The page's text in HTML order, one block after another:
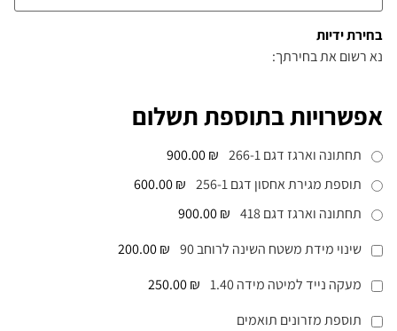
בחירת ידיות
נא רשום את בחירתך:
אפשרויות בתוספת תשלום
תחתונה וארגז דגם 266-1
₪ 900.00
תוספת מגירת אחסון דגם 256-1
₪ 600.00
תחתונה וארגז דגם 418
₪ 900.00
שינוי מידת משטח השינה לרוחב 90
₪ 200.00
מעקה נייד למיטה מידה 1.40
₪ 250.00
תוספת מזרונים תואמים